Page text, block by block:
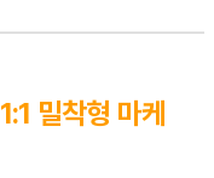
1:1 밀착형 마케